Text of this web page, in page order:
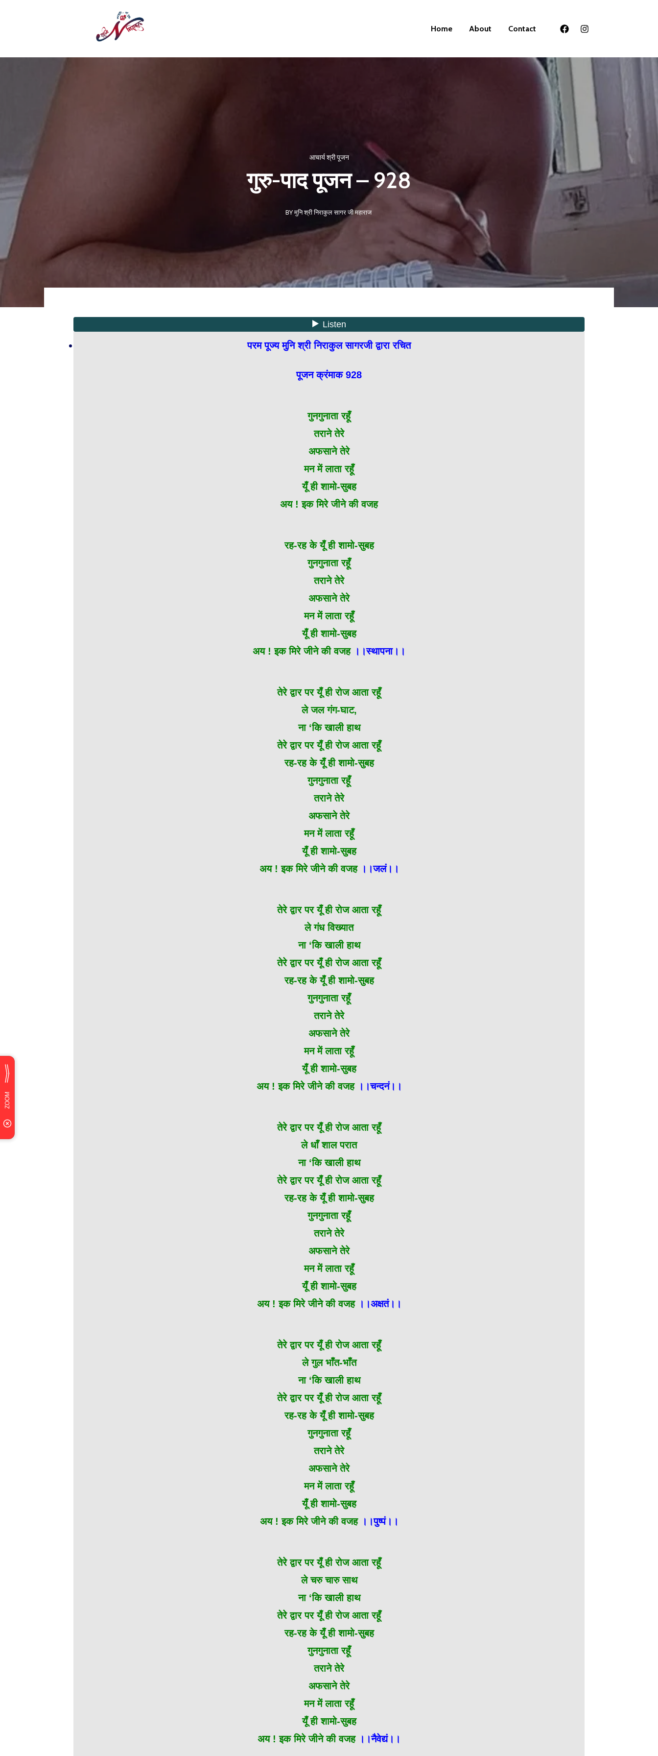
Home About Contact
आचार्य श्री पूजन
गुरु-पाद पूजन – 928
BY मुनि श्री निराकुल सागर जी महाराज
परम पूज्य मुनि श्री निराकुल सागरजी द्वारा रचित
पूजन क्रंमाक 928
गुनगुनाता रहूँ
तराने तेरे
अफसाने तेरे
मन में लाता रहूँ
यूँ ही शामो-सुबह
अय ! इक मिरे जीने की वजह
रह-रह के यूँ ही शामो-सुबह
गुनगुनाता रहूँ
तराने तेरे
अफसाने तेरे
मन में लाता रहूँ
यूँ ही शामो-सुबह
अय ! इक मिरे जीने की वजह ।।स्थापना।।
तेरे द्वार पर यूँ ही रोज आता रहूँ
ले जल गंग-घाट,
ना ‘कि खाली हाथ
तेरे द्वार पर यूँ ही रोज आता रहूँ
रह-रह के यूँ ही शामो-सुबह
गुनगुनाता रहूँ
तराने तेरे
अफसाने तेरे
मन में लाता रहूँ
यूँ ही शामो-सुबह
अय ! इक मिरे जीने की वजह।।जलं।।
तेरे द्वार पर यूँ ही रोज आता रहूँ
ले गंध विख्यात
ना ‘कि खाली हाथ
तेरे द्वार पर यूँ ही रोज आता रहूँ
रह-रह के यूँ ही शामो-सुबह
गुनगुनाता रहूँ
तराने तेरे
अफसाने तेरे
मन में लाता रहूँ
यूँ ही शामो-सुबह
अय ! इक मिरे जीने की वजह ।।चन्दनं।।
तेरे द्वार पर यूँ ही रोज आता रहूँ
ले धाँ शाल परात
ना ‘कि खाली हाथ
तेरे द्वार पर यूँ ही रोज आता रहूँ
रह-रह के यूँ ही शामो-सुबह
गुनगुनाता रहूँ
तराने तेरे
अफसाने तेरे
मन में लाता रहूँ
यूँ ही शामो-सुबह
अय ! इक मिरे जीने की वजह।।अक्षतं।।
तेरे द्वार पर यूँ ही रोज आता रहूँ
ले गुल भाँत-भाँत
ना ‘कि खाली हाथ
तेरे द्वार पर यूँ ही रोज आता रहूँ
रह-रह के यूँ ही शामो-सुबह
गुनगुनाता रहूँ
तराने तेरे
अफसाने तेरे
मन में लाता रहूँ
यूँ ही शामो-सुबह
अय ! इक मिरे जीने की वजह।।पुष्पं।।
तेरे द्वार पर यूँ ही रोज आता रहूँ
ले चरु चारु साथ
ना ‘कि खाली हाथ
तेरे द्वार पर यूँ ही रोज आता रहूँ
रह-रह के यूँ ही शामो-सुबह
गुनगुनाता रहूँ
तराने तेरे
अफसाने तेरे
मन में लाता रहूँ
यूँ ही शामो-सुबह
अय ! इक मिरे जीने की वजह ।।नैवेद्यं।।